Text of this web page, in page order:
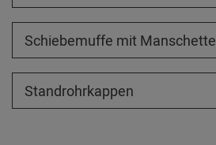
Schiebemuffe mit Manschette
Standrohrkappen